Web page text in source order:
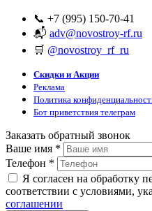
📞 +7 (995) 150-70-41
📬 adv@novostroy-rf.ru
🛒 @novostroy_rf_ru
Скидки и Акции
Реклама
Политика
Бот приветствия телеграм
Заказать обратный звонок
Ваше имя *
Телефон *
Я согласен на обработку
соответствии с условиями,
соглашении